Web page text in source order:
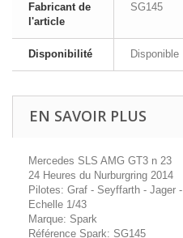
Fabricant de
l'article
SG145
Disponibilité Disponible
EN SAVOIR PLUS
Mercedes SLS AMG GT3 n 23
24 Heures du Nurburgring 2014
Pilotes: Graf - Seyffarth - Jager
Echelle 1/43
Marque: Spark
Référence Spark: SG145